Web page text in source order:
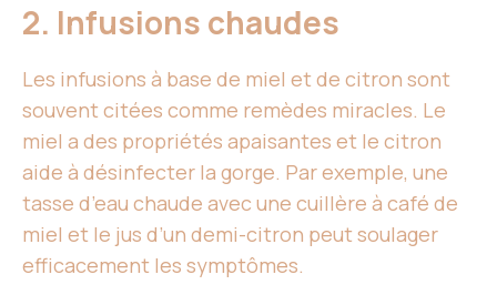
2. Infusions chaudes
Les infusions à base de miel et de citron sont
souvent citées comme remèdes miracles. Le
miel a des propriétés apaisantes et le citron
aide à désinfecter la gorge. Par exemple, une
tasse d’eau chaude avec une cuillère à café de
miel et le jus d’un demi-citron peut soulager
efficacement les symptômes.